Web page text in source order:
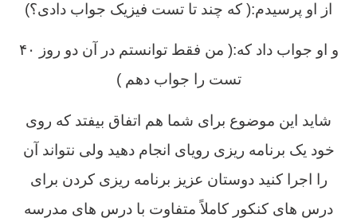
از او پرسیدم:( که چند تا تست فیزیک جواب دادی؟)
و او جواب داد که:( من فقط توانستم در آن دو روز ۴۰
تست را جواب دهم )
شاید این موضوع برای شما هم اتفاق بیفتد که روی
خود یک برنامه ریزی رویای انجام دهید ولی نتواند آن
را اجرا کنید دوستان عزیز برنامه ریزی کردن برای
درس های کنکور کاملاً متفاوت با درس های مدرسه